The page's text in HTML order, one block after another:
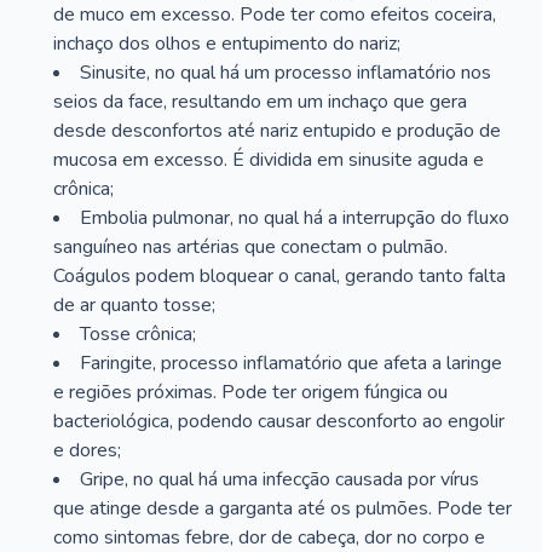
de muco em excesso. Pode ter como efeitos coceira,
inchaço dos olhos e entupimento do nariz;
Sinusite, no qual há um processo inflamatório nos
seios da face, resultando em um inchaço que gera
desde desconfortos até nariz entupido e produção de
mucosa em excesso. É dividida em sinusite aguda e
crônica;
Embolia pulmonar, no qual há a interrupção do fluxo
sanguíneo nas artérias que conectam o pulmão.
Coágulos podem bloquear o canal, gerando tanto falta
de ar quanto tosse;
Tosse crônica;
Faringite, processo inflamatório que afeta a laringe
e regiões próximas. Pode ter origem fúngica ou
bacteriológica, podendo causar desconforto ao engolir
e dores;
Gripe, no qual há uma infecção causada por vírus
que atinge desde a garganta até os pulmões. Pode ter
como sintomas febre, dor de cabeça, dor no corpo e